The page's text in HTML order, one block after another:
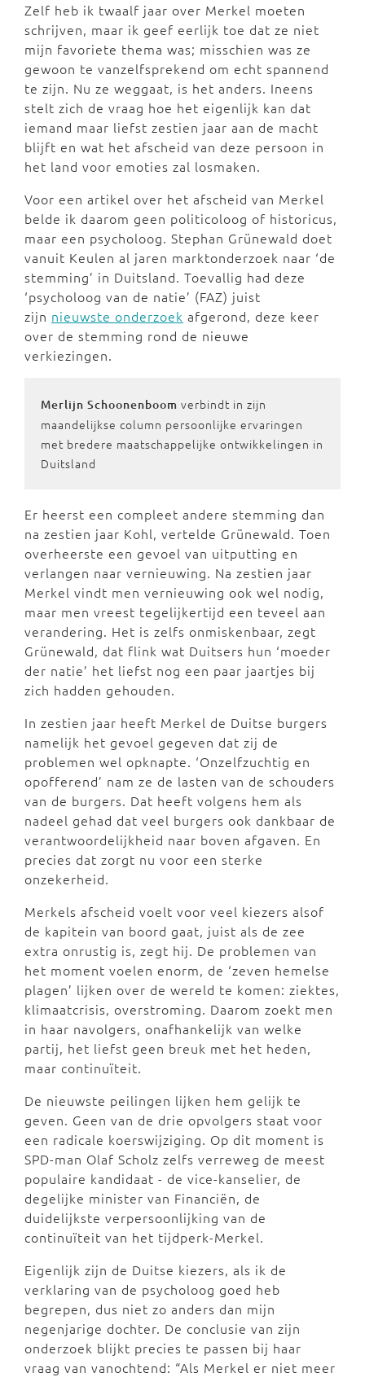
Zelf heb ik twaalf jaar over Merkel moeten
schrijven, maar ik geef eerlijk toe dat ze niet
mijn favoriete thema was; misschien was ze
gewoon te vanzelfsprekend om echt spannend
te zijn. Nu ze weggaat, is het anders. Ineens
stelt zich de vraag hoe het eigenlijk kan dat
iemand maar liefst zestien jaar aan de macht
blijft en wat het afscheid van deze persoon in
het land voor emoties zal losmaken.
Voor een artikel over het afscheid van Merkel
belde ik daarom geen politicoloog of historicus,
maar een psycholoog. Stephan Grünewald doet
vanuit Keulen al jaren marktonderzoek naar ‘de
stemming’ in Duitsland. Toevallig had deze
‘psycholoog van de natie’ (FAZ) juist
zijn nieuwste onderzoek afgerond, deze keer
over de stemming rond de nieuwe
verkiezingen.
Merlijn Schoonenboom verbindt in zijn
maandelijkse column persoonlijke ervaringen
met bredere maatschappelijke ontwikkelingen in
Duitsland
Er heerst een compleet andere stemming dan
na zestien jaar Kohl, vertelde Grünewald. Toen
overheerste een gevoel van uitputting en
verlangen naar vernieuwing. Na zestien jaar
Merkel vindt men vernieuwing ook wel nodig,
maar men vreest tegelijkertijd een teveel aan
verandering. Het is zelfs onmiskenbaar, zegt
Grünewald, dat flink wat Duitsers hun ‘moeder
der natie’ het liefst nog een paar jaartjes bij
zich hadden gehouden.
In zestien jaar heeft Merkel de Duitse burgers
namelijk het gevoel gegeven dat zij de
problemen wel opknapte. ‘Onzelfzuchtig en
opofferend’ nam ze de lasten van de schouders
van de burgers. Dat heeft volgens hem als
nadeel gehad dat veel burgers ook dankbaar de
verantwoordelijkheid naar boven afgaven. En
precies dat zorgt nu voor een sterke
onzekerheid.
Merkels afscheid voelt voor veel kiezers alsof
de kapitein van boord gaat, juist als de zee
extra onrustig is, zegt hij. De problemen van
het moment voelen enorm, de ‘zeven hemelse
plagen’ lijken over de wereld te komen: ziektes,
klimaatcrisis, overstroming. Daarom zoekt men
in haar navolgers, onafhankelijk van welke
partij, het liefst geen breuk met het heden,
maar continuïteit.
De nieuwste peilingen lijken hem gelijk te
geven. Geen van de drie opvolgers staat voor
een radicale koerswijziging. Op dit moment is
SPD-man Olaf Scholz zelfs verreweg de meest
populaire kandidaat - de vice-kanselier, de
degelijke minister van Financiën, de
duidelijkste verpersoonlijking van de
continuïteit van het tijdperk-Merkel.
Eigenlijk zijn de Duitse kiezers, als ik de
verklaring van de psycholoog goed heb
begrepen, dus niet zo anders dan mijn
negenjarige dochter. De conclusie van zijn
onderzoek blijkt precies te passen bij haar
vraag van vanochtend: “Als Merkel er niet meer